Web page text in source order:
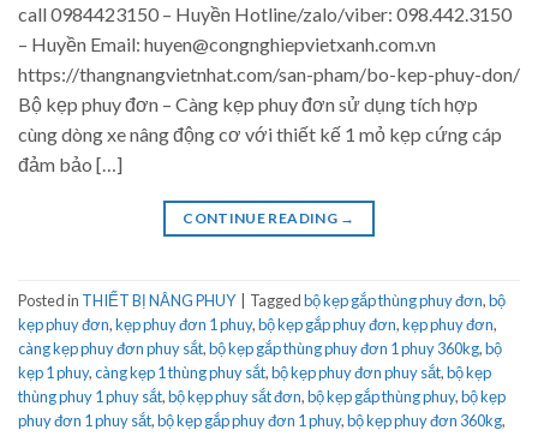
call 0984423150 – Huyền Hotline/zalo/viber: 098.442.3150
– Huyền Email: huyen@congnghiepvietxanh.com.vn
https://thangnangvietnhat.com/san-pham/bo-kep-phuy-don/
Bộ kẹp phuy đơn – Càng kẹp phuy đơn sử dụng tích hợp
cùng dòng xe nâng động cơ với thiết kế 1 mỏ kẹp cứng cáp
đảm bảo […]
CONTINUE READING →
Posted in THIẾT BỊ NÂNG PHUY Taggedbộ kẹp gắp thùng phuy đơn,bộ
kẹp phuy đơn,kẹp phuy đơn 1 phuy,bộ kẹp gắp phuy đơn,kẹp phuy đơn,
càng kẹp phuy đơn phuy sắt,bộ kẹp gắp thùng phuy đơn 1 phuy 360kg,bộ
kẹp 1 phuy,càng kẹp 1 thùng phuy sắt,bộ kẹp phuy đơn phuy sắt,bộ kẹp
thùng phuy 1 phuy sắt,bộ kẹp phuy sắt đơn,bộ kẹp gắp thùng phuy,bộ kẹp
phuy đơn 1 phuy sắt,bộ kẹp gắp phuy đơn 1 phuy,bộ kẹp phuy đơn 360kg,